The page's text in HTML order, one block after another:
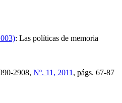
: Las políticas de memoria
2908, Nº. 11, 2011 , págs. 67-87